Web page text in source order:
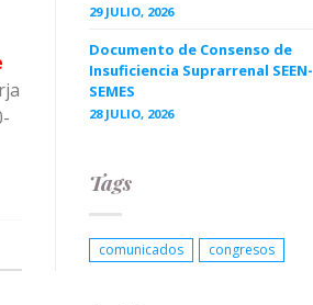
29 JULIO, 2026
Documento de Consenso de
Insuficiencia Suprarrenal SEEN-
SEMES
28 JULIO, 2026
Tags
comunicados congresos